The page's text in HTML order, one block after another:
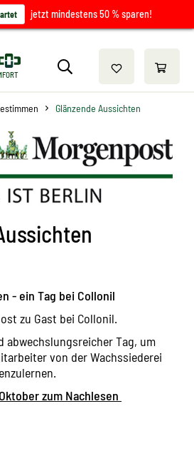
jetzt mindestens 50 % sparen!
Glänzende Aussichten
- ein Tag bei Collonil
zu Gast bei Collonil.
abwechslungsreicher Tag, um
von der Wachssiederei
zum Nachlesen